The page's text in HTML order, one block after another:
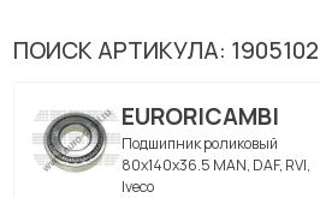
ПОИСК АРТИКУЛА: 1905102
EURORICAMBI
Подшипник роликовый
80x140x36.5 MAN, DAF, RVI,
Iveco